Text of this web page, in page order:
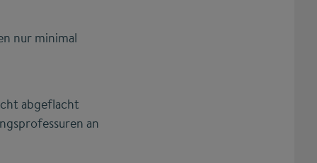
nur minimal
abgeflacht
an